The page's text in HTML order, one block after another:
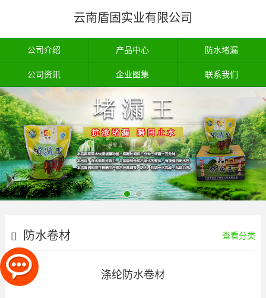
云南盾固实业有限公司
公司介绍 产品中心 防水堵漏
公司资讯 企业图集 联系我们
防水卷材 查看分类
涤纶防水卷材